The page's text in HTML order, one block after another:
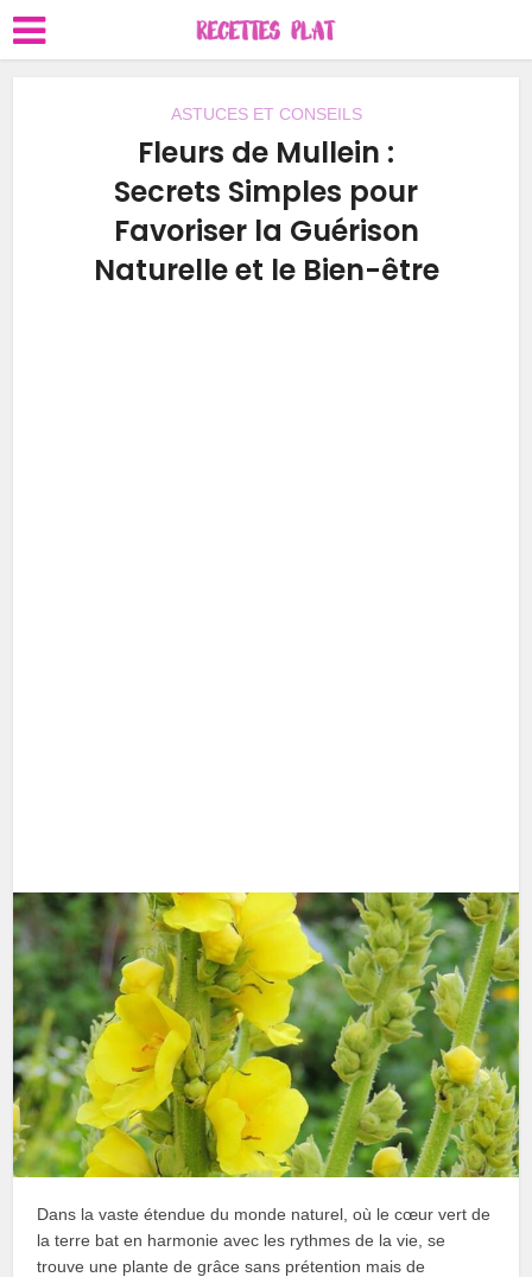
ASTUCES ET CONSEILS
Fleurs de Mullein :
Secrets Simples pour
Favoriser la Guérison
Naturelle et le Bien-être
Dans la vaste étendue du monde naturel, où le cœur vert de
la terre bat en harmonie avec les rythmes de la vie, se
trouve une plante de grâce sans prétention mais de